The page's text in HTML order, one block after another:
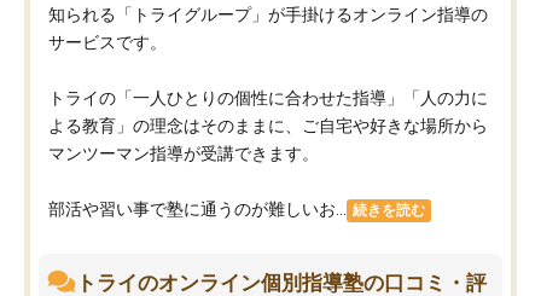
知られる「トライグループ」が手掛けるオンライン指導の
サービスです。
トライの「一人ひとりの個性に合わせた指導」「人の力に
よる教育」の理念はそのままに、ご自宅や好きな場所から
マンツーマン指導が受講できます。
部活や習い事で塾に通うのが難しいお... 続きを読む
トライのオンライン個別指導塾の口コミ・評